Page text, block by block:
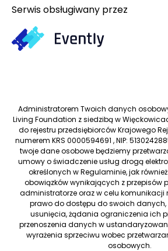
Serwis obsługiwany przez
Administratorem Twoich danych
Living Foundation z siedzibą w
do rejestru przedsiębiorców Krajowego
numerem KRS 0000594691 , NIP:
twoje dane osobowe będziemy
umowy o świadczenie usług drogą
określonych w Regulaminie, jak
obowiązków wynikających z przepisów
administratorze oraz w celu komunikacji
prawo do dostępu do swoich
usunięcia, żądania ograniczenia ich
przenoszenia danych w
wyrażenia sprzeciwu wobec
osobowych.